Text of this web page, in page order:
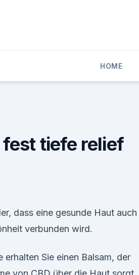
HOME
tiefe relief
dass eine gesunde Haut auch
verbunden wird.
erhalten Sie einen Balsam, der